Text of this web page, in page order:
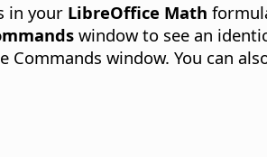
in your LibreOffice Math
window to see an
Commands window. You can